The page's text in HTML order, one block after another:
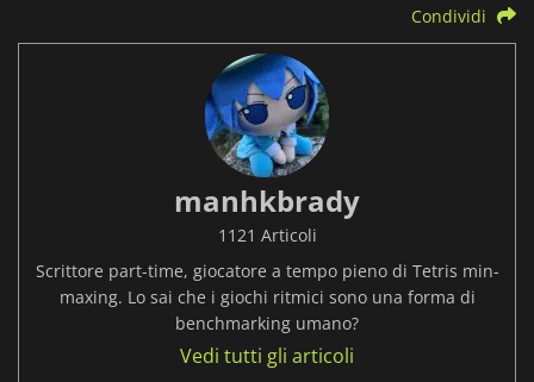
Condividi
manhkbrady
1121 Articoli
Scrittore part-time, giocatore a tempo pieno di Tetris min-
maxing. Lo sai che i giochi ritmici sono una forma di
benchmarking umano?
Vedi tutti gli articoli